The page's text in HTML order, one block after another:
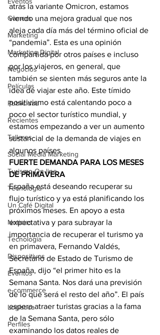
Gamers
Marketing
Marketing Digital
Negocios
Películas
Publicidad
Recientes
Talleres
Social Media Marketing
Turismo On line
Tecnología
Un Café Digital
Noticias
Tecnología
Dispositivos
Eventos
e-commerce
Logística
Perfiles
atrás la variante Omicron, estamos
viendo una mejora gradual que nos
aleja cada día más del término oficial de
“pandemia”. Esta es una opinión
compartida por otros países e incluso
por los viajeros, en general, que
también se sienten más seguros ante la
idea de viajar este año. Este tímido
positivismo está calentando poco a
poco el sector turístico mundial, y
estamos empezando a ver un aumento
sustancial de la demanda de viajes en
algunos países.
FUERTE DEMANDA PARA LOS MESES
DE PRIMAVERA
España está deseando recuperar su
flujo turístico y ya está planificando los
próximos meses. En apoyo a esta
expectativa y para subrayar la
importancia de recuperar el turismo ya
en primavera, Fernando Valdés,
Secretario de Estado de Turismo de
España, dijo “el primer hito es la
Semana Santa. Nos dará una previsión
de lo que será el resto del año”. El país
espera atraer turistas gracias a la fama
de la Semana Santa, pero sólo
examinando los datos reales de